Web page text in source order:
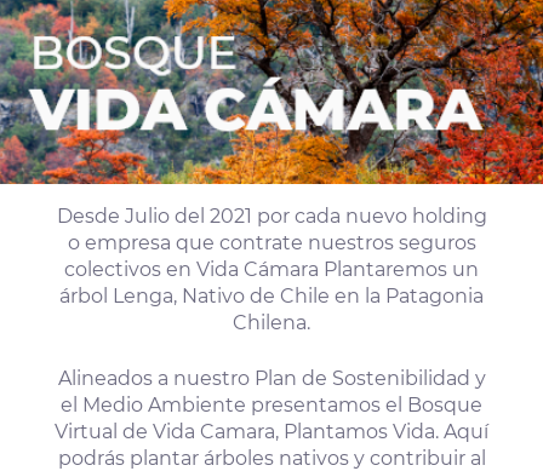
Desde Julio del 2021 por cada nuevo holding
o empresa que contrate nuestros seguros
colectivos en Vida Cámara Plantaremos un
árbol Lenga, Nativo de Chile en la Patagonia
Chilena.
Alineados a nuestro Plan de Sostenibilidad y
el Medio Ambiente presentamos el Bosque
Virtual de Vida Camara, Plantamos Vida. Aquí
podrás plantar árboles nativos y contribuir al